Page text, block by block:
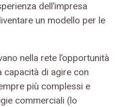
dell’impresa
un modello per le
nella rete l’opportunità
capacità di agire con
più complessi e
commerciali (lo